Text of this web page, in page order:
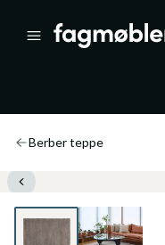
Berber teppe